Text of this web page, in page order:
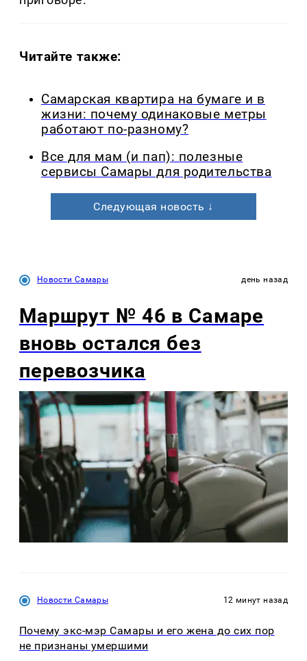
Читайте также:
Самарская квартира на бумаге и в
жизни: почему одинаковые метры
работают по-разному?
Все для мам (и пап): полезные
сервисы Самары для родительства
Следующая новость ↓
Новости Самары день назад
Маршрут № 46 в Самаре
вновь остался без
перевозчика
Новости Самары 12 минут назад
Почему экс-мэр Самары и его жена до сих пор
не признаны умершими